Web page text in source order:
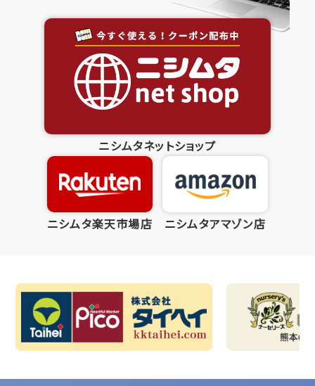
ニシムタネットショップ
ニシムタ楽天市場店 ニシムタアマゾン店